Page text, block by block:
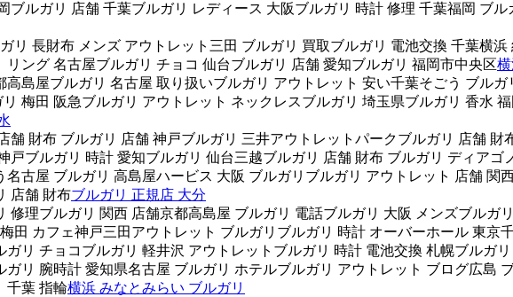
ブルガリ 店舗 千葉ブルガリ レディース 大阪ブルガリ 時計 修理 千葉福岡 ブ
リ 長財布 メンズ アウトレット三田 ブルガリ 買取ブルガリ 電池交換 千葉横
ング 名古屋ブルガリ チョコ 仙台ブルガリ 店舗 愛知ブルガリ 福岡市中央区
島屋ブルガリ 名古屋 取り扱いブルガリ アウトレット 安い千葉そごう ブル
梅田 阪急ブルガリ アウトレット ネックレスブルガリ 埼玉県ブルガリ 香水
舗 財布 ブルガリ 店舗 神戸ブルガリ 三井アウトレットパークブルガリ 店舗
戸ブルガリ 時計 愛知ブルガリ 仙台三越ブルガリ 店舗 財布 ブルガリ ディア
古屋 ブルガリ 高島屋ハービス 大阪 ブルガリブルガリ アウトレット 店舗 関
店舗 財布ブルガリ 正規店 大分
修理ブルガリ 関西 店舗京都高島屋 ブルガリ 電話ブルガリ 大阪 メンズブルガ
田 カフェ神戸三田アウトレット ブルガリブルガリ 時計 オーバーホール 東京
リ チョコブルガリ 軽井沢 アウトレットブルガリ 時計 電池交換 札幌ブルガ
リ 腕時計 愛知県名古屋 ブルガリ ホテルブルガリ アウトレット ブログ広島
千葉 指輪横浜 みなとみらい ブルガリ